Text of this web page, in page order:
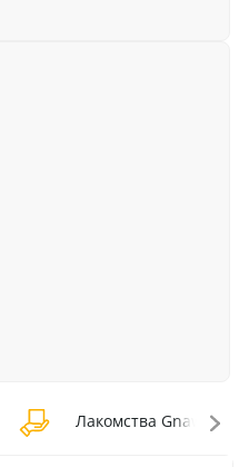
Лакомства Gnawlers